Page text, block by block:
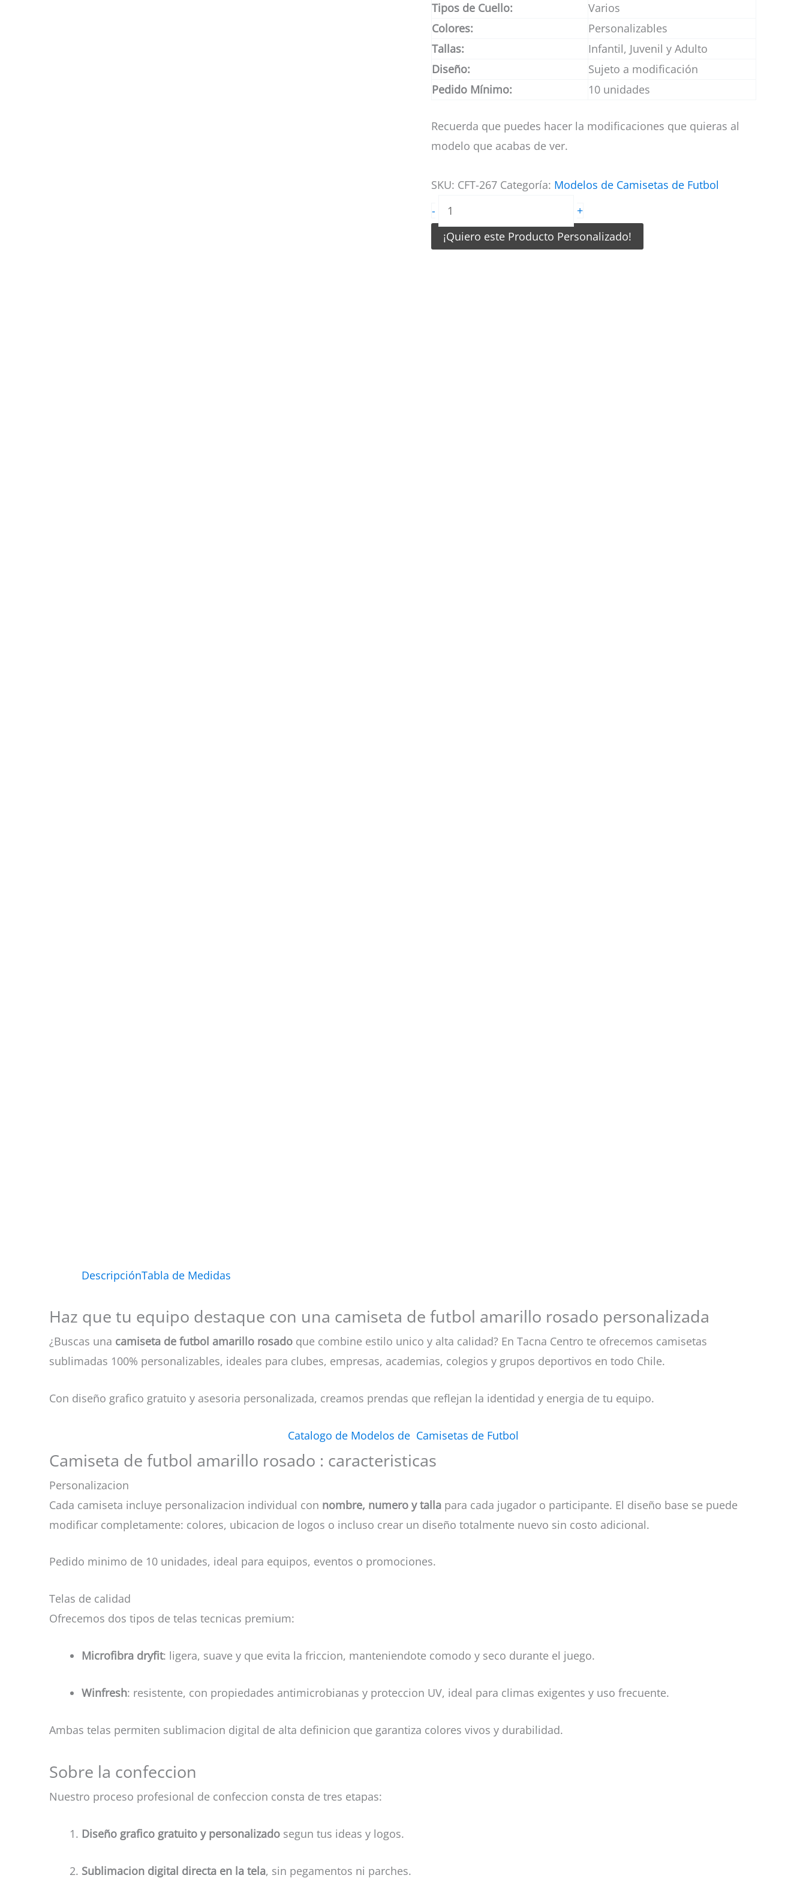
Tipos de Cuello:
Varios
Colores:
Personalizables
Tallas:
Infantil, Juvenil y Adulto
Diseño:
Sujeto a modificación
Pedido Mínimo:
10 unidades
Recuerda que puedes hacer la modificaciones que quieras al
modelo que acabas de ver.
SKU: CFT-267 Categoría: Modelos de Camisetas de Futbol
-
Camiseta
de
Futbol
+
¡Quiero este Producto Personalizado!
DescripciónTabla de Medidas
Haz que tu equipo destaque con una camiseta de futbol amarillo rosado personalizada
¿Buscas una camiseta de futbol amarillo rosado que combine estilo unico y alta calidad? En Tacna Centro te ofrecemos camisetas
sublimadas 100% personalizables, ideales para clubes, empresas, academias, colegios y grupos deportivos en todo Chile.
Con diseño grafico gratuito y asesoria personalizada, creamos prendas que reflejan la identidad y energia de tu equipo.
Catalogo de Modelos de Camisetas de Futbol
Camiseta de futbol amarillo rosado : caracteristicas
Personalizacion
Cada camiseta incluye personalizacion individual con nombre, numero y talla para cada jugador o participante. El diseño base se puede
modificar completamente: colores, ubicacion de logos o incluso crear un diseño totalmente nuevo sin costo adicional.
Pedido minimo de 10 unidades, ideal para equipos, eventos o promociones.
Telas de calidad
Ofrecemos dos tipos de telas tecnicas premium:
Microfibra dryfit: ligera, suave y que evita la friccion, manteniendote comodo y seco durante el juego.
Winfresh: resistente, con propiedades antimicrobianas y proteccion UV, ideal para climas exigentes y uso frecuente.
Ambas telas permiten sublimacion digital de alta definicion que garantiza colores vivos y durabilidad.
Sobre la confeccion
Nuestro proceso profesional de confeccion consta de tres etapas:
Diseño grafico gratuito y personalizado segun tus ideas y logos.
Sublimacion digital directa en la tela, sin pegamentos ni parches.